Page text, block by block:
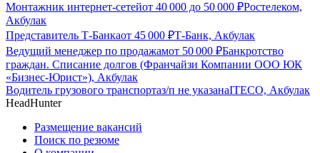
Монтажник интернет-сетейот 40 000 до 50 000 ₽Ростелеком,
Акбулак
Представитель Т-Банкаот 45 000 ₽Т-Банк, Акбулак
Ведущий менеджер по продажамот 50 000 ₽Банкротство
граждан. Списание долгов (Франчайзи Компании ООО ЮК
«Бизнес-Юрист»), Акбулак
Водитель грузового транспортаз/п не указанаITECO, Акбулак
HeadHunter
Размещение вакансий
Поиск по резюме